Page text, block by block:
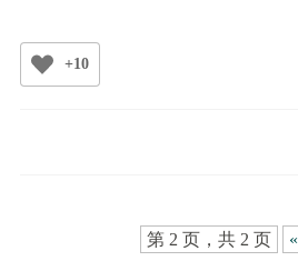
Python
环
+10
第 2 页，共 2 页 «